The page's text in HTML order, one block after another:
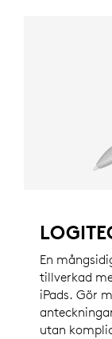
En
tillverkad
iPads. Gör
utan